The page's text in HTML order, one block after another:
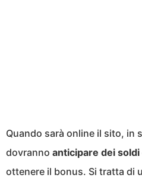
Quando sarà online il sito, in
dovranno anticipare dei
ottenere il bonus. Si tratta di